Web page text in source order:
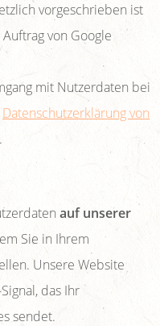
vorgeschrieben ist
von Google
mit Nutzerdaten bei
Datenschutzerklärung von
.
auf unserer
Sie in Ihrem
Unsere Website
das Ihr
sendet.